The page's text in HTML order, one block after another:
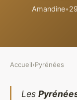
Amandine•
Accueil›Pyrénées
Les